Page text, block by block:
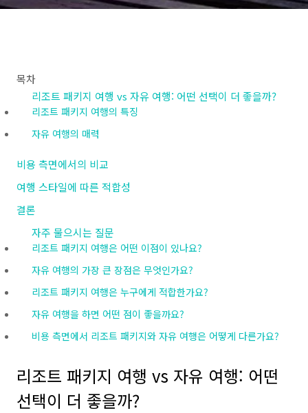
목차
리조트 패키지 여행 vs 자유 여행: 어떤 선택이 더 좋을까?
리조트 패키지 여행의 특징
자유 여행의 매력
비용 측면에서의 비교
여행 스타일에 따른 적합성
결론
자주 물으시는 질문
리조트 패키지 여행은 어떤 이점이 있나요?
자유 여행의 가장 큰 장점은 무엇인가요?
리조트 패키지 여행은 누구에게 적합한가요?
자유 여행을 하면 어떤 점이 좋을까요?
비용 측면에서 리조트 패키지와 자유 여행은 어떻게 다른가요?
리조트 패키지 여행 vs 자유 여행: 어떤
선택이 더 좋을까?